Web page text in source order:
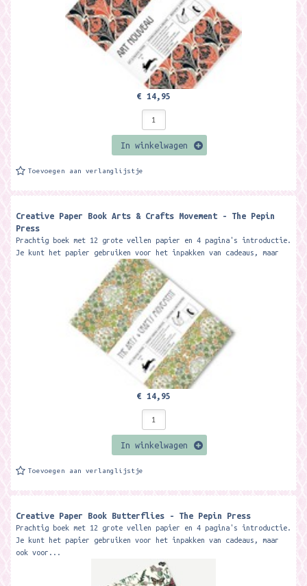
€ 14,95
In winkelwagen
Toevoegen aan verlanglijstje
Creative Paper Book Arts & Crafts Movement - The Pepin
Press
Prachtig boek met 12 grote vellen papier en 4 pagina's introductie.
Je kunt het papier gebruiken voor het inpakken van cadeaus, maar
€ 14,95
In winkelwagen
Toevoegen aan verlanglijstje
Creative Paper Book Butterflies - The Pepin Press
Prachtig boek met 12 grote vellen papier en 4 pagina's introductie.
Je kunt het papier gebruiken voor het inpakken van cadeaus, maar
ook voor...